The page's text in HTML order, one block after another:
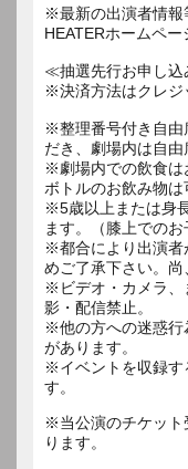
※最新の出演者情報
HEATERホームペー
≪抽選先行お申し
※決済方法はクレジ
※整理番号付き自由
だき、劇場内は自由
※劇場内での飲食は
ボトルのお飲み物は
※5歳以上または身
ます。（膝上での
※都合により出演者
めご了承下さい。尚
※ビデオ・カメラ、
影・配信禁止。
※他の方への迷惑行
があります。
※イベントを収録す
す。
※当公演のチケット
ります。